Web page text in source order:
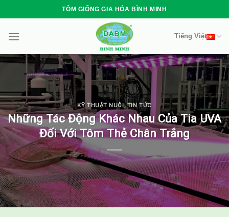
to
content
TÔM GIỐNG GIA HÓA BÌNH MINH
Tiếng Việt
KỸ THUẬT NUÔI,TIN TỨC
Những Tác Động Khác Nhau Của Tia UVA
Đối Với Tôm Thẻ Chân Trắng